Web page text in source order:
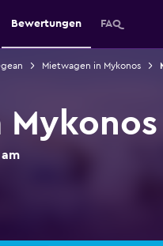
Bewertungen FAQ
Mietwagen in Mykonos